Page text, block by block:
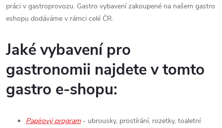
práci v gastroprovozu. Gastro vybavení zakoupené na našem gastro
eshopu dodáváme v rámci celé ČR.
Jaké vybavení pro
gastronomii najdete v tomto
gastro e-shopu:
Papírový program - ubrousky, prostírání, rozetky, toaletní